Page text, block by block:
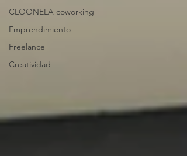
CLOONELA coworking
Emprendimiento
Freelance
Creatividad